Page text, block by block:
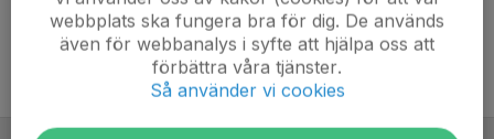
Ålder
16 år
webbplats ska fungera bra för dig. De används
även för webbanalys i syfte att hjälpa oss att
förbättra våra tjänster.
Så använder vi cookies